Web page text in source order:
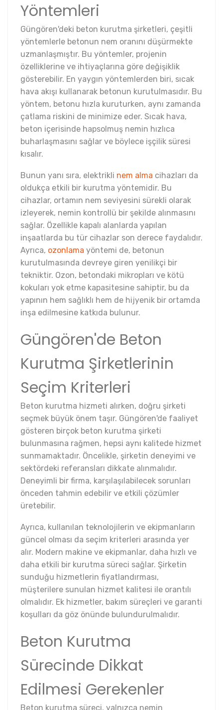
Yöntemleri
Güngören'deki beton kurutma şirketleri, çeşitli
yöntemlerle betonun nem oranını düşürmekte
uzmanlaşmıştır. Bu yöntemler, projenin
özelliklerine ve ihtiyaçlarına göre değişiklik
gösterebilir. En yaygın yöntemlerden biri, sıcak
hava akışı kullanarak betonun kurutulmasıdır. Bu
yöntem, betonu hızla kuruturken, aynı zamanda
çatlama riskini de minimize eder. Sıcak hava,
beton içerisinde hapsolmuş nemin hızlıca
buharlaşmasını sağlar ve böylece işçilik süresi
kısalır.
Bunun yanı sıra, elektrikli nem alma cihazları da
oldukça etkili bir kurutma yöntemidir. Bu
cihazlar, ortamın nem seviyesini sürekli olarak
izleyerek, nemin kontrollü bir şekilde alınmasını
sağlar. Özellikle kapalı alanlarda yapılan
inşaatlarda bu tür cihazlar son derece faydalıdır.
Ayrıca, ozonlama yöntemi de, betonun
kurutulmasında devreye giren yenilikçi bir
tekniktir. Ozon, betondaki mikropları ve kötü
kokuları yok etme kapasitesine sahiptir, bu da
yapının hem sağlıklı hem de hijyenik bir ortamda
inşa edilmesine katkıda bulunur.
Güngören'de Beton
Kurutma Şirketlerinin
Seçim Kriterleri
Beton kurutma hizmeti alırken, doğru şirketi
seçmek büyük önem taşır. Güngören'de faaliyet
gösteren birçok beton kurutma şirketi
bulunmasına rağmen, hepsi aynı kalitede hizmet
sunmamaktadır. Öncelikle, şirketin deneyimi ve
sektördeki referansları dikkate alınmalıdır.
Deneyimli bir firma, karşılaşılabilecek sorunları
önceden tahmin edebilir ve etkili çözümler
üretebilir.
Ayrıca, kullanılan teknolojilerin ve ekipmanların
güncel olması da seçim kriterleri arasında yer
alır. Modern makine ve ekipmanlar, daha hızlı ve
daha etkili bir kurutma süreci sağlar. Şirketin
sunduğu hizmetlerin fiyatlandırması,
müşterilere sunulan hizmet kalitesi ile orantılı
olmalıdır. Ek hizmetler, bakım süreçleri ve garanti
koşulları da göz önünde bulundurulmalıdır.
Beton Kurutma
Sürecinde Dikkat
Edilmesi Gerekenler
Beton kurutma süreci, yalnızca nemin